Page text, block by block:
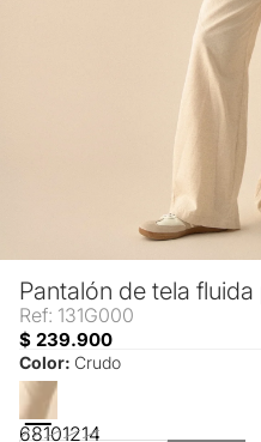
Pantalón de tela
Ref: 131G000
$ 239.900
Color: Crudo
68101214